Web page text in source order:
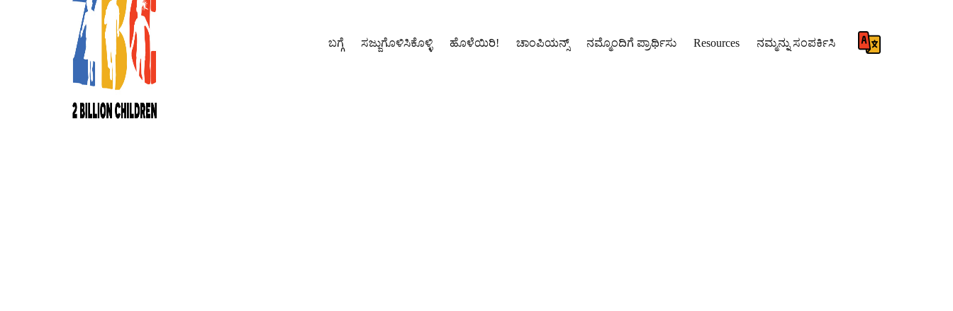
ಬಗ್ಗೆ ಸಜ್ಜುಗೊಳಿಸಿಕೊಳ್ಳಿ ಹೊಳೆಯಿರಿ! ಚಾಂಪಿಯನ್ಸ್ ನಮ್ಮೊಂದಿಗೆ ಪ್ರಾರ್ಥಿಸು Resources ನಮ್ಮನ್ನು ಸಂಪರ್ಕಿಸಿ